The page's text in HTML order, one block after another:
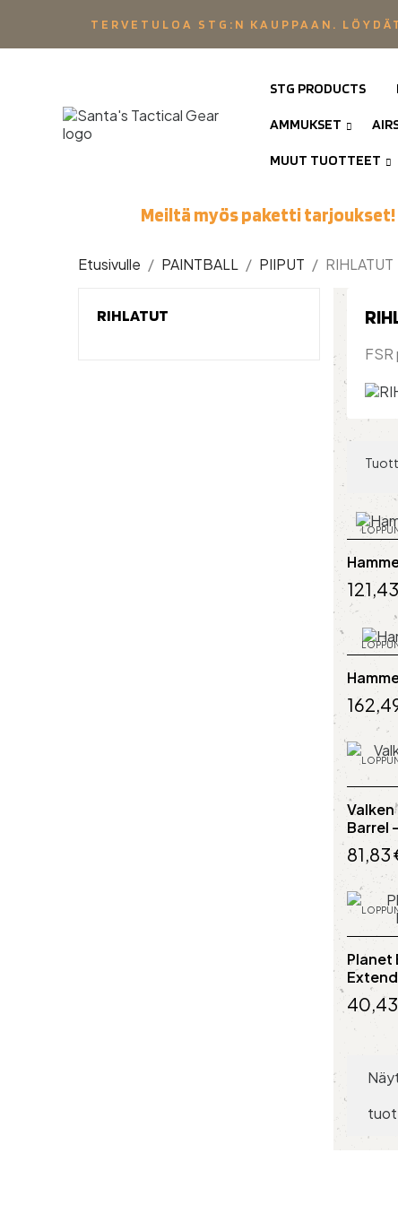
TERVETULOA STG:N KAUPPAAN.
STG PRODUCTS
AMMUKSET
MUUT TUOTTEET
Meiltä myös paketti
Etusivulle PAINTBALL PIIPUT RIHLATUT
RIHLATUT
Valken
Barrel
81,83
Planet